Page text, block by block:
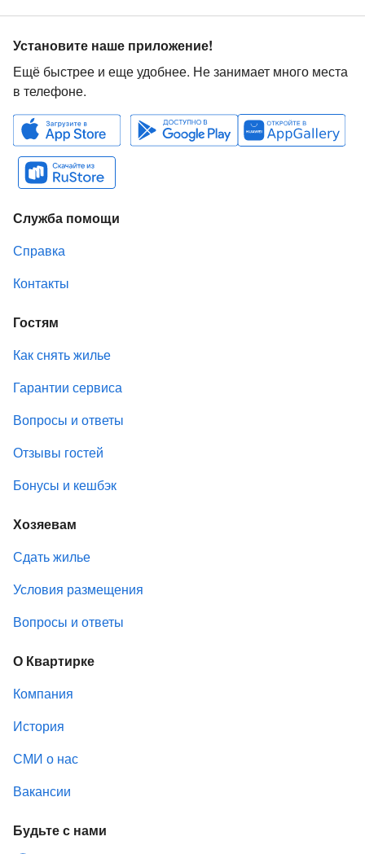
Установите наше приложение!
Ещё быстрее и еще удобнее. Не занимает много места
в телефоне.
Служба помощи
Справка
Контакты
Гостям
Как снять жилье
Гарантии сервиса
Вопросы и ответы
Отзывы гостей
Бонусы и кешбэк
Хозяевам
Сдать жилье
Условия размещения
Вопросы и ответы
О Квартирке
Компания
История
СМИ о нас
Вакансии
Будьте с нами